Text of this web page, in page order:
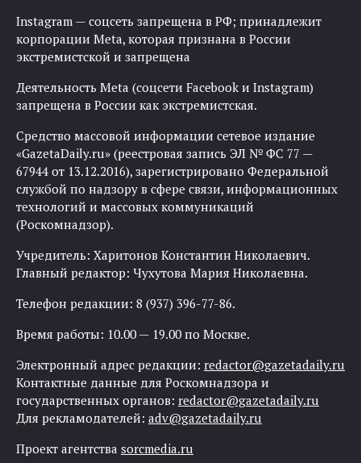
Instagram — соцсеть запрещена в РФ; принадлежит
корпорации Meta, которая признана в России
экстремистской и запрещена
Деятельность Meta (соцсети Facebook и Instagram)
запрещена в России как экстремистская.
Средство массовой информации сетевое издание
«GazetaDaily.ru» (реестровая запись ЭЛ № ФС 77 —
67944 от 13.12.2016), зарегистрировано Федеральной
службой по надзору в сфере связи, информационных
технологий и массовых коммуникаций
(Роскомнадзор).
Учредитель: Харитонов Константин Николаевич.
Главный редактор: Чухутова Мария Николаевна.
Телефон редакции: 8 (937) 396-77-86.
Время работы: 10.00 — 19.00 по Москве.
Электронный адрес редакции: redactor@gazetadaily.ru
Контактные данные для Роскомнадзора и
государственных органов: redactor@gazetadaily.ru
Для рекламодателей: adv@gazetadaily.ru
Проект агентства sorcmedia.ru